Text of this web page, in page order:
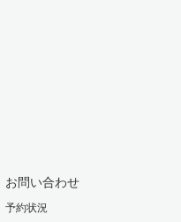
お問い合わせ
予約状況